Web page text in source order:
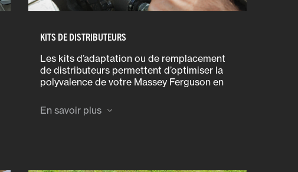
KITS DE DISTRIBUTEURS
Les kits d’adaptation ou de remplacement
de distributeurs permettent d’optimiser la
polyvalence de votre Massey Ferguson en
hydrauliques qu’il peut réaliser.
En savoir plus